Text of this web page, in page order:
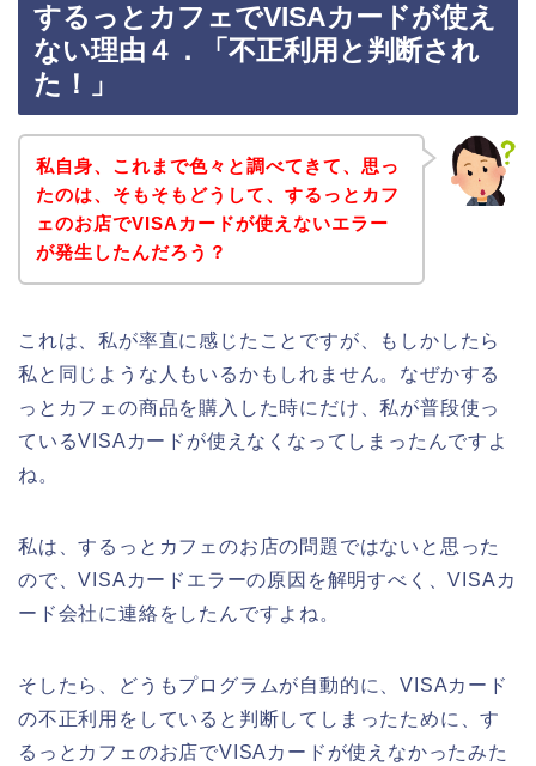
するっとカフェでVISAカードが使え
ない理由４．「不正利用と判断され
た！」
私自身、これまで色々と調べてきて、思っ
たのは、そもそもどうして、するっとカフ
ェのお店でVISAカードが使えないエラー
が発生したんだろう？
これは、私が率直に感じたことですが、もしかしたら
私と同じような人もいるかもしれません。なぜかする
っとカフェの商品を購入した時にだけ、私が普段使っ
ているVISAカードが使えなくなってしまったんですよ
ね。
私は、するっとカフェのお店の問題ではないと思った
ので、VISAカードエラーの原因を解明すべく、VISAカ
ード会社に連絡をしたんですよね。
そしたら、どうもプログラムが自動的に、VISAカード
の不正利用をしていると判断してしまったために、す
るっとカフェのお店でVISAカードが使えなかったみた